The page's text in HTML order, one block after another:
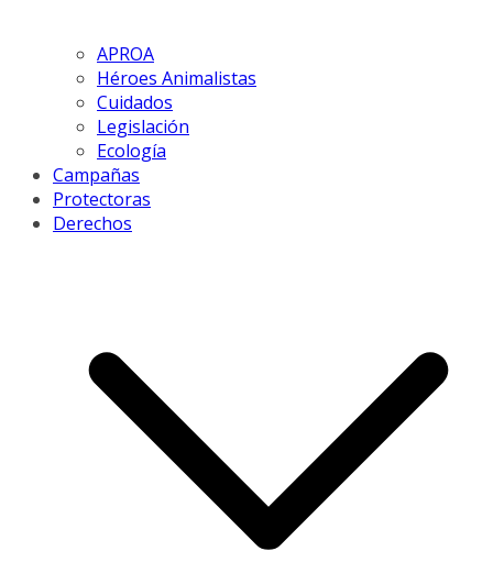
APROA
Héroes Animalistas
Cuidados
Legislación
Ecología
Campañas
Protectoras
Derechos